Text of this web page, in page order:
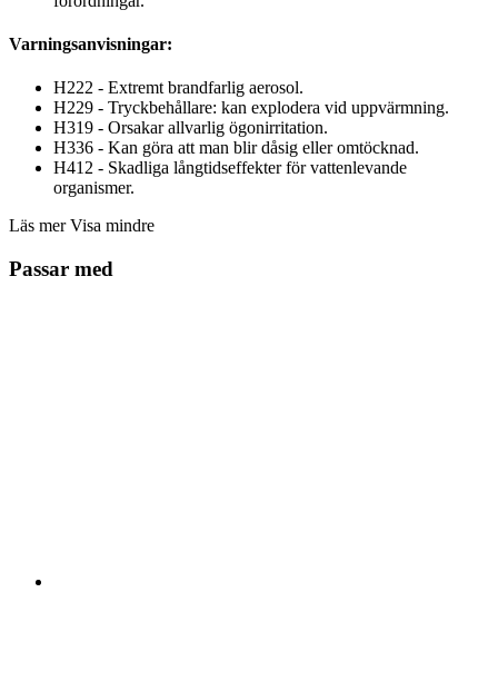
Varningsanvisningar:
H222 - Extremt brandfarlig aerosol.
H229 - Tryckbehållare: kan explodera vid uppvärmning.
H319 - Orsakar allvarlig ögonirritation.
H336 - Kan göra att man blir dåsig eller omtöcknad.
H412 - Skadliga långtidseffekter för vattenlevande
organismer.
Läs mer Visa mindre
Passar med